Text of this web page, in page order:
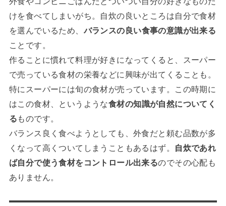
けを食べてしまいがち。自炊の良いところは自分で食材
を選んでいるため、バランスの良い食事の意識が出来る
ことです。
作ることに慣れて料理が好きになってくると、スーパー
で売っている食材の栄養などに興味が出てくることも。
特にスーパーには旬の食材が売っています。この時期に
はこの食材、というような食材の知識が自然についてく
る ものです。
バランス良く食べようとしても、外食だと頼む品数が多
くなって高くついてしまうこともあるはず。
自炊であれ
ば自分で使う食材をコントロール出来るのでその心配も
ありません。